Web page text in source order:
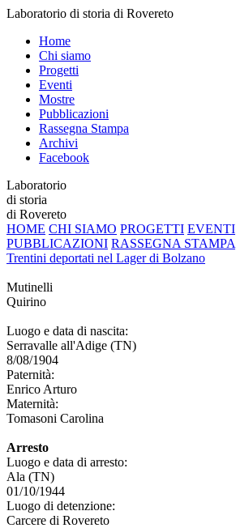
Laboratorio di storia di Rovereto
Home
Chi siamo
Progetti
Eventi
Mostre
Pubblicazioni
Rassegna Stampa
Archivi
Facebook
Laboratorio
di storia
di Rovereto
HOME CHI SIAMO PROGETTI EVENTI
PUBBLICAZIONI RASSEGNA STAMPA
Trentini deportati nel Lager di Bolzano
Mutinelli
Quirino
Luogo e data di nascita:
Serravalle all'Adige (TN)
8/08/1904
Paternità:
Enrico Arturo
Maternità:
Tomasoni Carolina
Arresto
Luogo e data di arresto:
Ala (TN)
01/10/1944
Luogo di detenzione:
Carcere di Rovereto